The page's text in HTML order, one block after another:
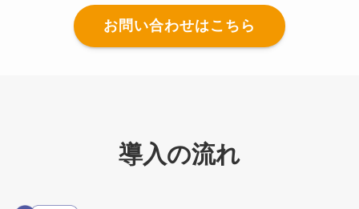
お問い合わせはこちら
導入の流れ